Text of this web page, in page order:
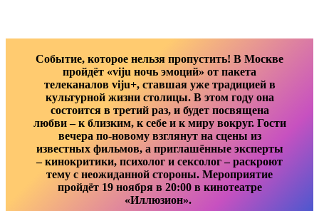
Событие, которое нельзя пропустить! В Москве
пройдёт «viju ночь эмоций» от пакета
телеканалов viju+, ставшая уже традицией в
культурной жизни столицы. В этом году она
состоится в третий раз, и будет посвящена
любви – к близким, к себе и к миру вокруг. Гости
вечера по-новому взглянут на сцены из
известных фильмов, а приглашённые эксперты
– кинокритики, психолог и сексолог – раскроют
тему с неожиданной стороны. Мероприятие
пройдёт 19 ноября в 20:00 в кинотеатре
«Иллюзион».